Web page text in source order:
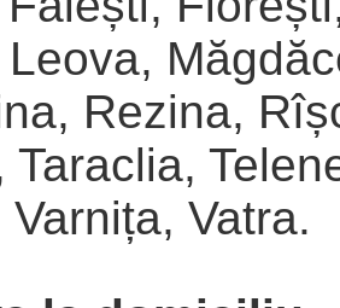
Rezina,
Taraclia,
Vatra.